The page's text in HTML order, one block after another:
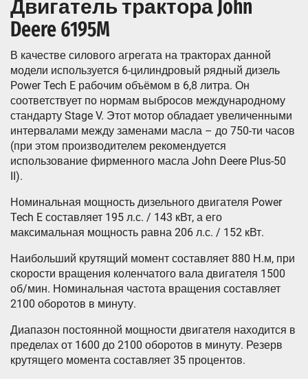
Двигатель трактора John
Deere 6195M
В качестве силового агрегата на тракторах данной
модели используется 6-цилиндровый рядный дизель
Power Tech E рабочим объёмом в 6,8 литра. Он
соответствует по нормам выбросов международному
стандарту Stage V. Этот мотор обладает увеличенными
интервалами между заменами масла – до 750-ти часов
(при этом производителем рекомендуется
использование фирменного масла John Deere Plus-50
II).
Номинальная мощность дизельного двигателя Power
Tech E составляет 195 л.с. / 143 кВт, а его
максимальная мощность равна 206 л.с. / 152 кВт.
Наибольший крутящий момент составляет 880 Н.м, при
скорости вращения коленчатого вала двигателя 1500
об/мин. Номинальная частота вращения составляет
2100 оборотов в минуту.
Диапазон постоянной мощности двигателя находится в
пределах от 1600 до 2100 оборотов в минуту. Резерв
крутящего момента составляет 35 процентов.